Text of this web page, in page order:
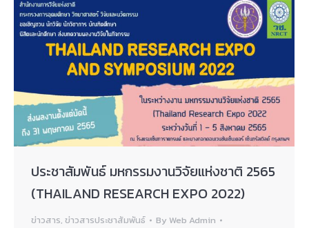
ประชาสัมพันธ์ มหกรรมงานวิจัยแห่งชาติ 2565
(THAILAND RESEARCH EXPO 2022)
ข่าวสาร, ข่าวสารประชาสัมพันธ์ By Web Admin